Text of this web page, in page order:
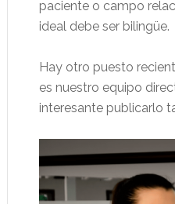
paciente o campo
ideal debe ser bilingüe.
Hay otro puesto
es nuestro equipo
interesante publicarlo